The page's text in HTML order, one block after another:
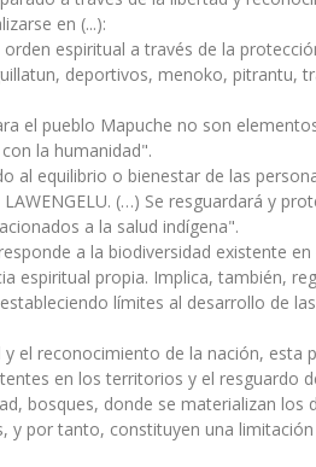
en (...):
espiritual a través de la
deportivos, menoko, pitrantu,
el pueblo Mapuche no son
la humanidad".
al equilibrio o bienestar de las
(…) Se resguardará y
a la salud indígena".
a la biodiversidad existente
espiritual propia. Implica, también,
límites al desarrollo de
el reconocimiento de la nación, esta
en los territorios y el resguardo
bosques, donde se materializan los
y por tanto, constituyen una